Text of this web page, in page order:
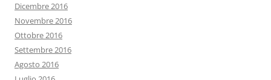
Dicembre 2016
Novembre 2016
Ottobre 2016
Settembre 2016
Agosto 2016